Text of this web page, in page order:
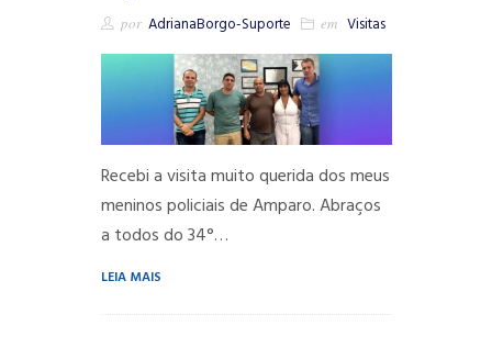
por AdrianaBorgo-Suporte em Visitas
Recebi a visita muito querida dos meus
meninos policiais de Amparo. Abraços
a todos do 34°…
LEIA MAIS